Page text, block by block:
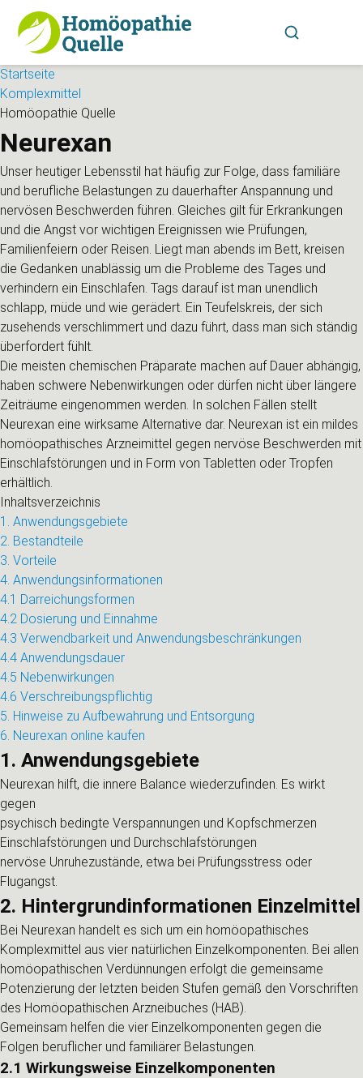
Startseite
Komplexmittel
Homöopathie Quelle
Neurexan
Unser heutiger Lebensstil hat häufig zur Folge, dass familiäre
und berufliche Belastungen zu dauerhafter Anspannung und
nervösen Beschwerden führen. Gleiches gilt für Erkrankungen
und die Angst vor wichtigen Ereignissen wie Prüfungen,
Familienfeiern oder Reisen. Liegt man abends im Bett, kreisen
die Gedanken unablässig um die Probleme des Tages und
verhindern ein Einschlafen. Tags darauf ist man unendlich
schlapp, müde und wie gerädert. Ein Teufelskreis, der sich
zusehends verschlimmert und dazu führt, dass man sich ständig
überfordert fühlt.
Die meisten chemischen Präparate machen auf Dauer abhängig,
haben schwere Nebenwirkungen oder dürfen nicht über längere
Zeiträume eingenommen werden. In solchen Fällen stellt
Neurexan eine wirksame Alternative dar. Neurexan ist ein mildes
homöopathisches Arzneimittel gegen nervöse Beschwerden mit
Einschlafstörungen und in Form von Tabletten oder Tropfen
erhältlich.
Inhaltsverzeichnis
1. Anwendungsgebiete
2. Bestandteile
3. Vorteile
4. Anwendungsinformationen
4.1 Darreichungsformen
4.2 Dosierung und Einnahme
4.3 Verwendbarkeit und Anwendungsbeschränkungen
4.4 Anwendungsdauer
4.5 Nebenwirkungen
4.6 Verschreibungspflichtig
5. Hinweise zu Aufbewahrung und Entsorgung
6. Neurexan online kaufen
1. Anwendungsgebiete
Neurexan hilft, die innere Balance wiederzufinden. Es wirkt
gegen
psychisch bedingte Verspannungen und Kopfschmerzen
Einschlafstörungen und Durchschlafstörungen
nervöse Unruhezustände, etwa bei Prüfungsstress oder
Flugangst.
2. Hintergrundinformationen Einzelmittel
Bei Neurexan handelt es sich um ein homöopathisches
Komplexmittel aus vier natürlichen Einzelkomponenten. Bei allen
homöopathischen Verdünnungen erfolgt die gemeinsame
Potenzierung der letzten beiden Stufen gemäß den Vorschriften
des Homöopathischen Arzneibuches (HAB).
Gemeinsam helfen die vier Einzelkomponenten gegen die
Folgen beruflicher und familiärer Belastungen.
2.1 Wirkungsweise Einzelkomponenten